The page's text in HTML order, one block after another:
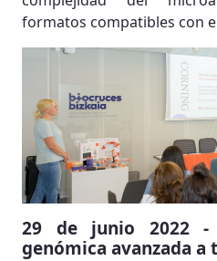
formatos compatibles con
29 de junio 2022 -
genómica avanzada a